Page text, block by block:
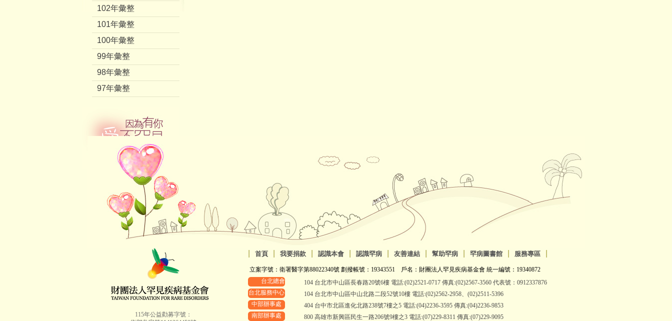
102年彙整
101年彙整
100年彙整
99年彙整
98年彙整
97年彙整
115年公益勸募字號：
首頁 我要捐款 認識本會 認識罕病 友善連結 幫助罕病 罕病圖書館 服務專區
立案字號：衛署醫字第88022340號 劃撥帳號：19343551 戶名：財團法人罕見疾病基金會 統一編號：19340872
台北總會
104 台北市中山區長春路20號6樓 電話:(02)2521-0717 傳真:(02)2567-3560 代表號：0912337876
台北服務中心
104 台北市中山區中山北路二段52號10樓 電話:(02)2562-2958、(02)2511-5396
中部辦事處
404 台中市北區進化北路238號7樓之5 電話:(04)2236-3595 傳真:(04)2236-9853
南部辦事處
800 高雄市新興區民生一路206號9樓之3 電話:(07)229-8311 傳真:(07)229-9095